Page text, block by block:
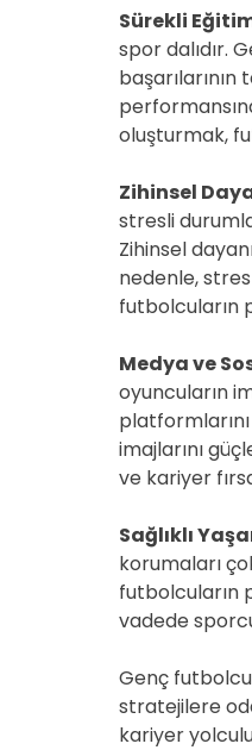
Sürekli
spor dalıdır.
oluşturmak,
Zihinsel
stresli
Zihinsel
nedenle,
futbolcuların
Medya ve
oyuncuların
imajlarını
ve kariyer
Sağlıklı
korumaları
futbolcuların
vadede
Genç
stratejilere
kariyer